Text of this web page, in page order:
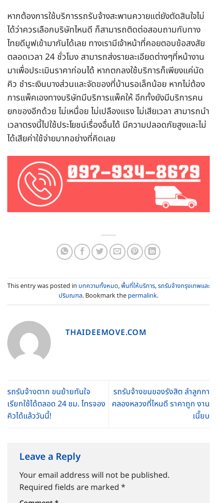
หากต้องการใช้บริการรถรับจ้างสะพานควายแต่ยังตัดสินใจไม่
ได้ว่าควรเลือกบริษัทไหนดี ก็สามารถติดต่อสอบถามกับทาง
ไทยดีมูฟเข้ามากันได้เลย ทางเรามีเจ้าหน้าที่คอยตอบข้อสงสัย
ตลอดเวลา 24 ชั่วโมง สามารถส่งรายละเอียดต่างๆที่หน้างาน
มาเพื่อประเมินราคาก่อนได้ หากตกลงใช้บริการก็เพียงแค่นัด
คิว ชำระเงินบางส่วนและจัดของที่บ้านรอเล็กน้อย หากไม่ต้อง
การแพ็คเองทางบริษัทมีบริการแพ็คให้ อีกทั้งยังมีบริการคน
ยกของอีกด้วย ไม่เหนื่อย ไม่เปลืองแรง ไม่เสียเวลา สามารถนำ
เวลาตรงนี้ไปใช้ประโยชน์เรื่องอื่นได้ มีความปลอดภัยสูงและไม่
ได้เสียค่าใช้จ่ายมากอย่างที่คิดเลย
This entry was posted in บทความทั้งหมด,พื้นที่ให้บริการ,รถรับจ้างกรุงเทพและ
ปริมณฑล. Bookmark the permalink.
THAIDEEMOVE.COM
รถรับจ้างตาก ขนย้ายทันใจ
เรียกใช้ได้ตลอด 24 ชม. โทรจอง
คิวได้แล้ววันนี้!
รถรับจ้างขนของรังสิต ลำลูกกา
คลองหลวงที่ไหนดี ราคาถูก งาน
เนี๊ยบ
Leave a Reply
Your email address will not be published.
Required fields are marked *